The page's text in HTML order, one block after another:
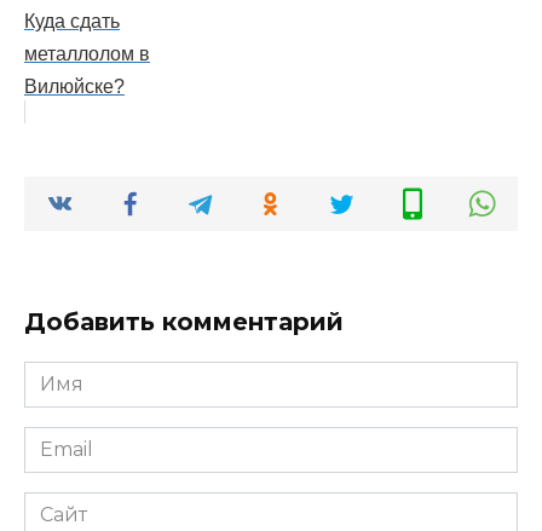
Куда сдать
металлолом в
Вилюйске?
Добавить комментарий
Имя
*
Email
*
Сайт